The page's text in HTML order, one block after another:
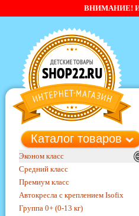
ВНИМАНИЕ!
Каталог товаров
Эконом класс
Средний класс
Премиум класс
Автокресла с креплением Isofix
Группа 0+ (0-13 кг)